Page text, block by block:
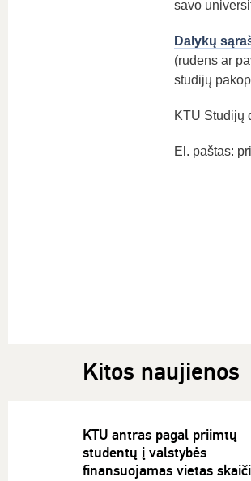
savo
Dalykų
(rudens ar
studijų
KTU Studijų
El. paštas:
Kitos naujienos
KTU antras pagal priimtų
studentų į valstybės
finansuojamas vietas